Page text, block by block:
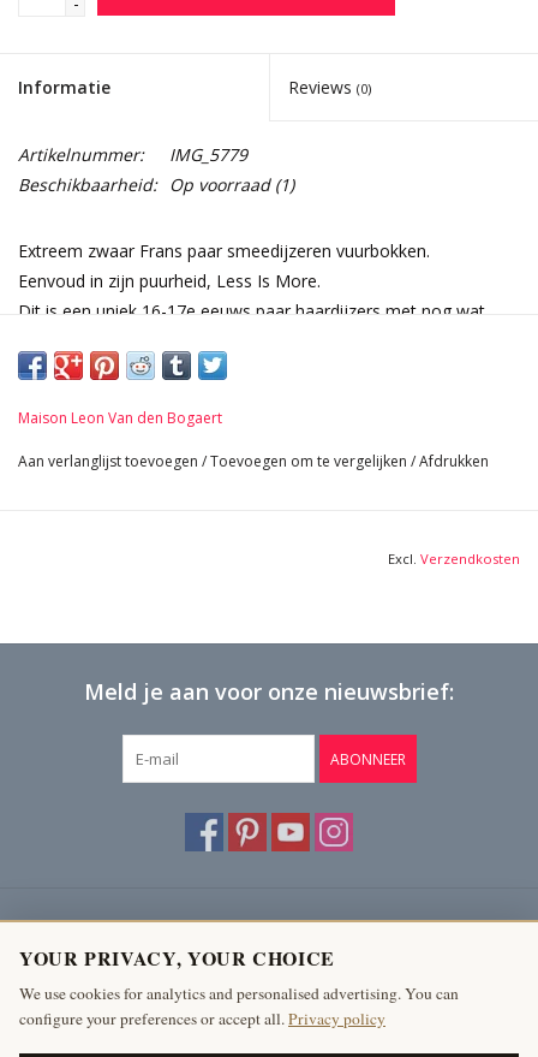
Informatie Reviews (0)
Artikelnummer:
IMG_5779
Beschikbaarheid: Op voorraad(1)
Extreem zwaar Frans paar smeedijzeren vuurbokken.
Eenvoud in zijn puurheid, Less Is More.
Dit is een uniek 16-17e eeuws paar haardijzers met nog wat
Afmetingen:
44 cm Breedte per stuk 17,32 Inch
63 cm Lengte 24,80 Inch
Maison Leon Van den Bogaert
Aan verlanglijst toevoegen /Toevoegen om te vergelijken /Afdrukken
Excl. Verzendkosten
Meld je aan voor onze nieuwsbrief:
ABONNEER
Producten
Mijn account
YOUR PRIVACY, YOUR CHOICE
We use cookies for analytics and personalised advertising. You can
configure your preferences or accept all.Privacy policy